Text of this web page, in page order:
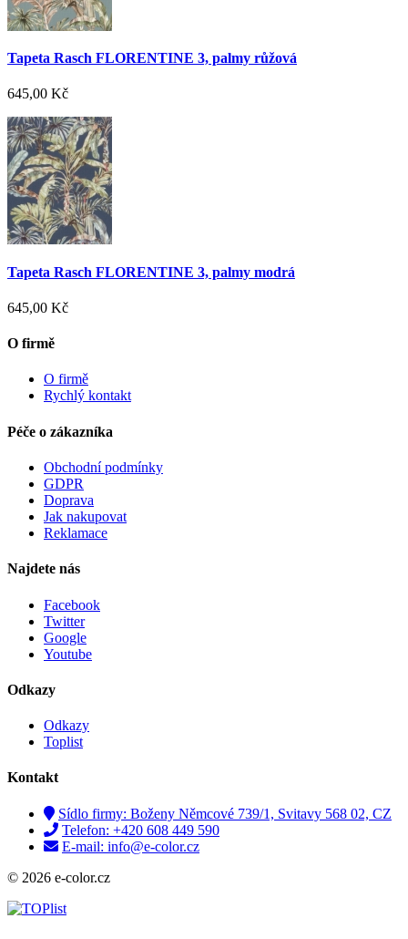
Tapeta Rasch FLORENTINE 3, palmy růžová
645,00 Kč
Tapeta Rasch FLORENTINE 3, palmy modrá
645,00 Kč
O firmě
O firmě
Rychlý kontakt
Péče o zákazníka
Obchodní podmínky
GDPR
Doprava
Jak nakupovat
Reklamace
Najdete nás
Facebook
Twitter
Google
Youtube
Odkazy
Odkazy
Toplist
Kontakt
Sídlo firmy: Boženy Němcové 739/1, Svitavy 568 02, CZ
Telefon: +420 608 449 590
E-mail: info@e-color.cz
© 2026 e-color.cz